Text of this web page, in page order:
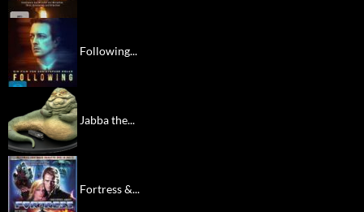
Following...
Jabba the...
Fortress &...